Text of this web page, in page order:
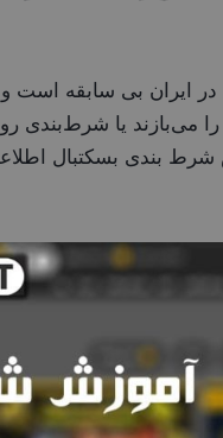
ایران بی سابقه است و
را می‌بازند یا شرط‌بندی
بندی بسکتبال